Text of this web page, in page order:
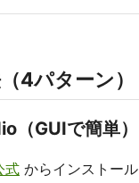
4パターン）
（GUIで簡単）
式 からインストール